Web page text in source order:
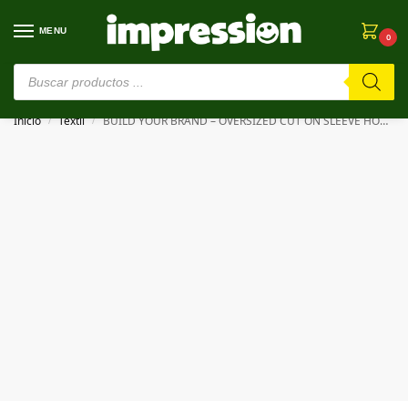
MENU
0
⚠️ Estamos en pruebas. Si algo falla, ¡Perdón!⚠️
Inicio / Textil / BUILD YOUR BRAND – OVERSIZED CUT ON SLEEVE HOODY